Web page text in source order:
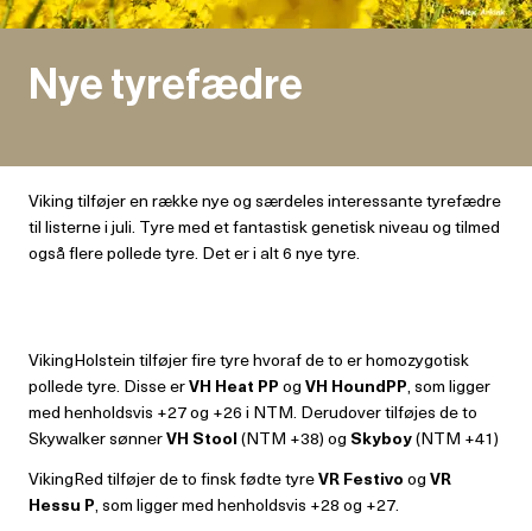
Nye tyrefædre
Viking tilføjer en række nye og særdeles interessante tyrefædre
til listerne i juli. Tyre med et fantastisk genetisk niveau og tilmed
også flere pollede tyre. Det er i alt 6 nye tyre.
VikingHolstein tilføjer fire tyre hvoraf de to er homozygotisk
pollede tyre. Disse erVH Heat PPogVH HoundPP, som ligger
med henholdsvis +27 og +26 i NTM. Derudover tilføjes de to
Skywalker sønnerVH Stool(NTM +38) og Skyboy(NTM +41)
VikingRed tilføjer de to finsk fødte tyreVR FestivoogVR
Hessu P, som ligger med henholdsvis +28 og +27.